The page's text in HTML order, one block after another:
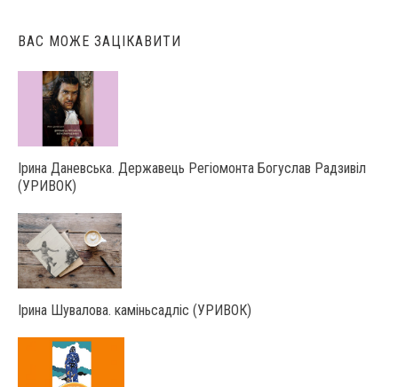
ВАС МОЖЕ ЗАЦІКАВИТИ
Ірина Даневська. Державець Регіомонта Богуслав Радзивіл
(УРИВОК)
Ірина Шувалова. каміньсадліс (УРИВОК)